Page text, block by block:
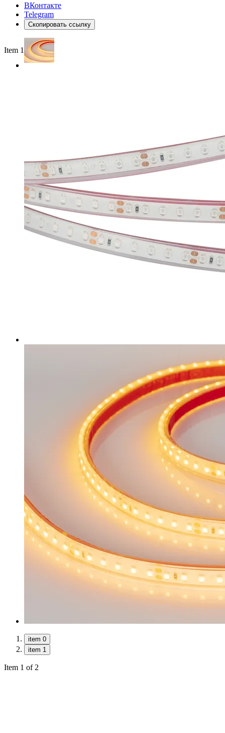
ВКонтакте
Telegram
Скопировать ссылку
Item 1 of 2
item 0
item 1
Item 1 of 2